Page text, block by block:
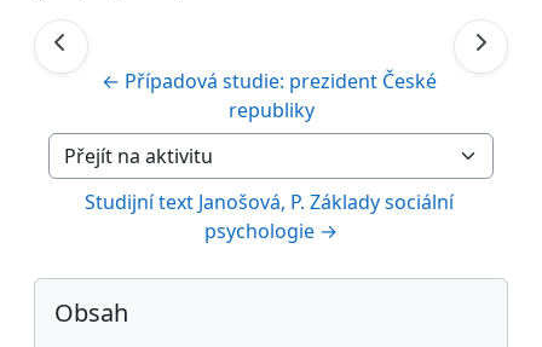
← Případová studie: prezident České
republiky
Přejít na aktivitu
Studijní text Janošová, P. Základy sociální
psychologie →
Bloky
Přeskočit: Obsah
Obsah